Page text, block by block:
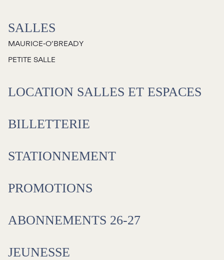
SALLES
MAURICE‑O’BREADY
PETITE SALLE
LOCATION SALLES ET ESPACES
BILLETTERIE
STATIONNEMENT
PROMOTIONS
ABONNEMENTS 26-27
JEUNESSE